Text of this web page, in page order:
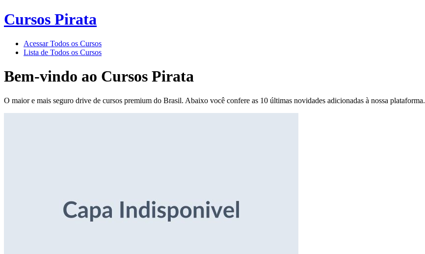
Cursos Pirata
Acessar Todos os Cursos
Lista de Todos os Cursos
Bem-vindo ao Cursos Pirata
O maior e mais seguro drive de cursos premium do Brasil. Abaixo você confere as 10 últimas novidades adicionadas à nossa plataforma.